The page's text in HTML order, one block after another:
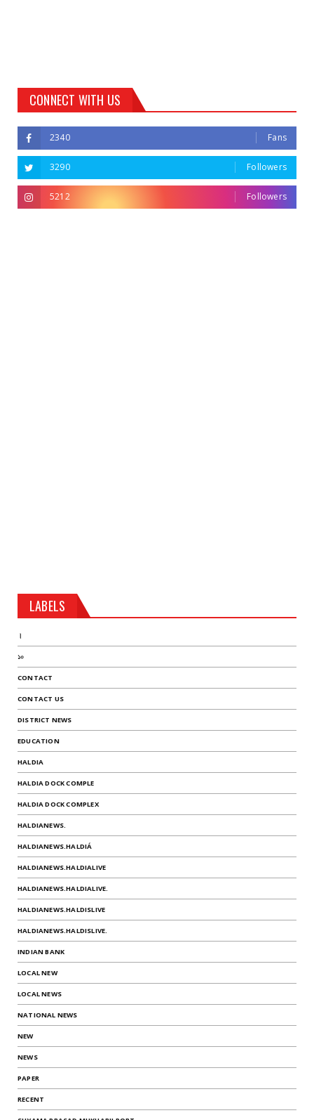
CONNECT WITH US
2340 Fans
3290 Followers
5212 Followers
LABELS
।
১০
CONTACT
CONTACT US
DISTRICT NEWS
EDUCATION
HALDIA
HALDIA DOCK COMPLE
HALDIA DOCK COMPLEX
HALDIANEWS.
HALDIANEWS.HALDIÁ
HALDIANEWS.HALDIALIVE
HALDIANEWS.HALDIALIVE.
HALDIANEWS.HALDISLIVE
HALDIANEWS.HALDISLIVE.
INDIAN BANK
LOCAL NEW
LOCAL NEWS
NATIONAL NEWS
NEW
NEWS
PAPER
RECENT